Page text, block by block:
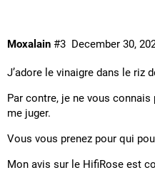
Moxalain December 30,
#3
J’adore le vinaigre dans le riz
Par contre, je ne vous
me juger.
Vous vous prenez pour qui
Mon avis sur le HifiRose est